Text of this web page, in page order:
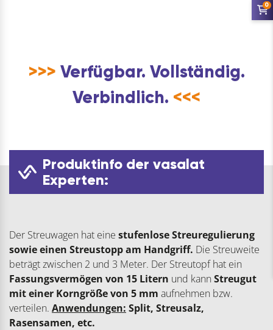
Korngröße,
>>> Verfügbar. Vollständig.
Verbindlich. <<<
Produktinfo der vasalat
Experten:
Der Streuwagen hat eine stufenlose Streuregulierung
sowie einen Streustopp am Handgriff. Die Streuweite
beträgt zwischen 2 und 3 Meter. Der Streutopf hat ein
Fassungsvermögen von 15 Litern und kann Streugut
mit einer Korngröße von 5 mm aufnehmen bzw.
verteilen. Anwendungen: Split, Streusalz,
Rasensamen, etc.
0